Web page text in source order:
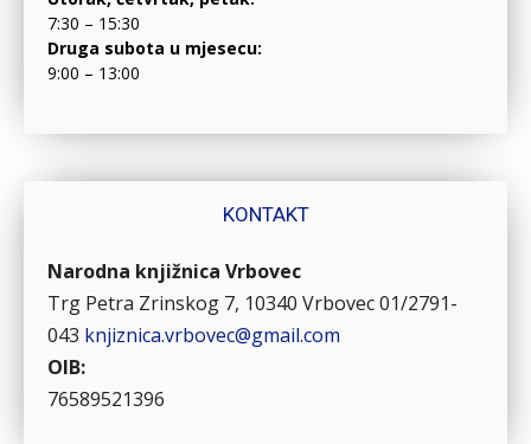
7:30 – 15:30
Druga subota u mjesecu:
9:00 – 13:00
KONTAKT
Narodna knjižnica Vrbovec
Trg Petra Zrinskog 7, 10340 Vrbovec01/2791-
043 knjiznica.vrbovec@gmail.com
OIB:
76589521396